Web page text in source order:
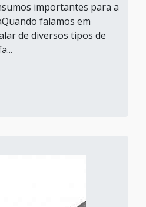
importantes para a
falamos em
de diversos tipos de